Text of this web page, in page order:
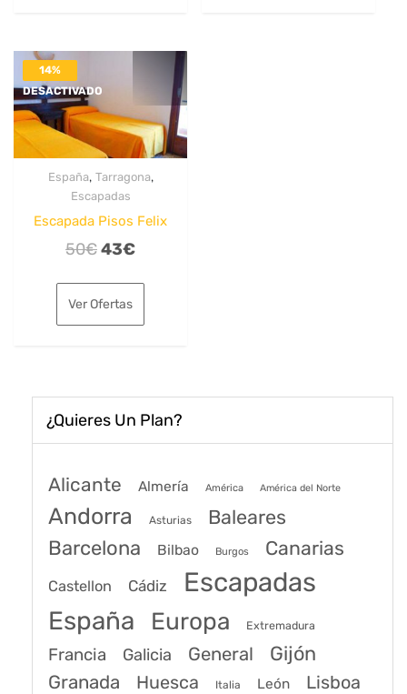
14%
DESACTIVADO
España, Tarragona,
Escapadas
Escapada Pisos Felix
50€El
original
era:
43€El
es:
Ver Ofertas
¿Quieres Un Plan?
Alicante Almería América América del Norte
Andorra Asturias Baleares
Barcelona Bilbao Burgos Canarias
Castellon Cádiz Escapadas
España Europa Extremadura
Francia Galicia General Gijón
Granada Huesca Italia León Lisboa